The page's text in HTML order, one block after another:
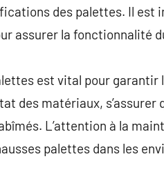
des palettes. Il est
assurer la fonctionnalité
est vital pour
des matériaux,
L’attention à la
palettes dans les